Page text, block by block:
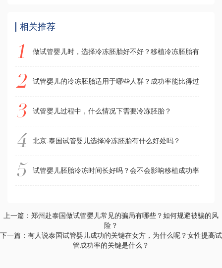
相关推荐
做试管婴儿时，选择冷冻胚胎好不好？移植冷冻胚胎有什么好
试管婴儿的冷冻胚胎适用于哪些人群？成功率能比得过鲜胚移
试管婴儿过程中，什么情况下需要冷冻胚胎？
北京.泰国试管婴儿选择冷冻胚胎有什么好处吗？
试管婴儿胚胎冷冻时间长好吗？会不会影响移植成功率？胚
上一篇：郑州赴泰国做试管婴儿常见的骗局有哪些？如何规避被骗的风
险？
下一篇：有人说泰国试管婴儿成功的关键在女方，为什么呢？女性提高试
管成功率的关键是什么？